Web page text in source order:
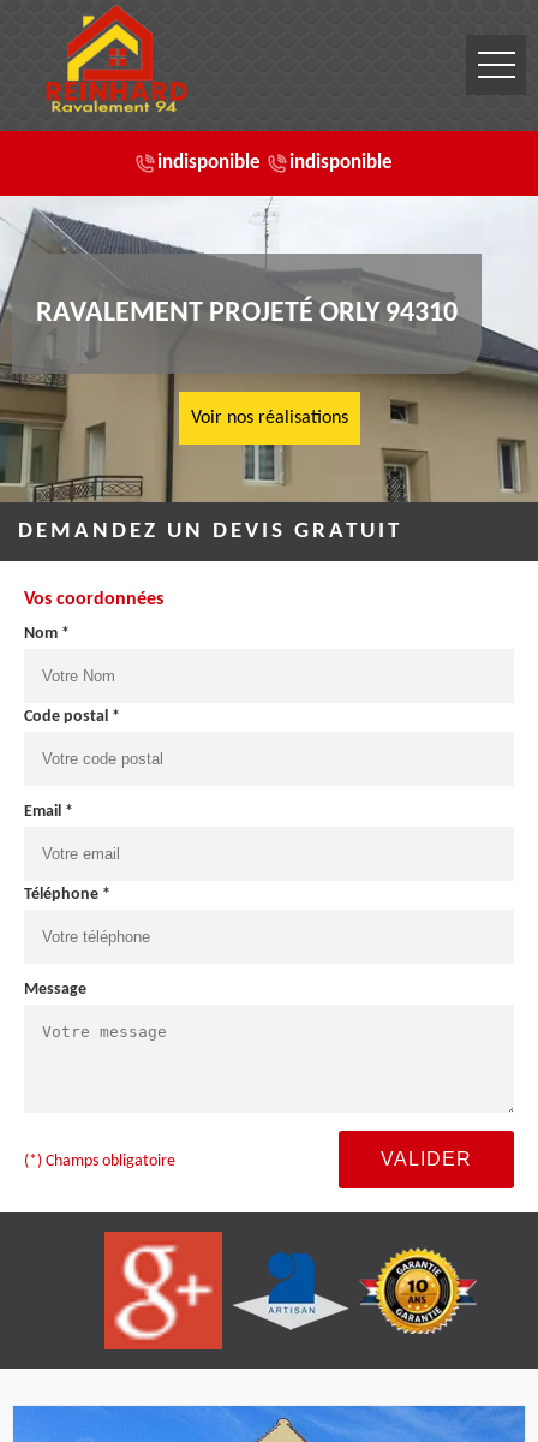
indisponible indisponible
RAVALEMENT PROJETÉ ORLY 94310
Voir nos réalisations
DEMANDEZ UN DEVIS GRATUIT
Vos coordonnées
Nom *
Code postal *
Email *
Téléphone *
Message
(*) Champs obligatoire